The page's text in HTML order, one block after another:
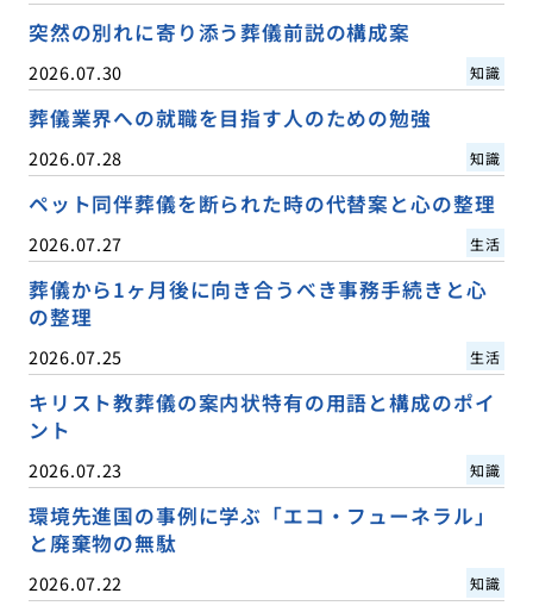
突然の別れに寄り添う葬儀前説の構成案
2026.07.30 知識
葬儀業界への就職を目指す人のための勉強
2026.07.28 知識
ペット同伴葬儀を断られた時の代替案と心の整理
2026.07.27 生活
葬儀から1ヶ月後に向き合うべき事務手続きと心
の整理
2026.07.25 生活
キリスト教葬儀の案内状特有の用語と構成のポイ
ント
2026.07.23 知識
環境先進国の事例に学ぶ「エコ・フューネラル」
と廃棄物の無駄
2026.07.22 知識